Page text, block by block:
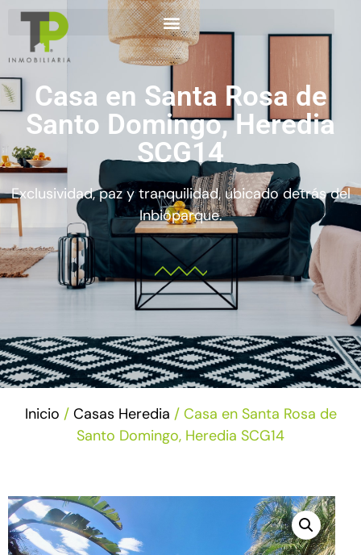
Casa en Santa Rosa de
Santo Domingo, Heredia
SCG14
Exclusividad, paz y tranquilidad, ubicado detrás del
Inbioparque.
Inicio / Casas Heredia / Casa en Santa Rosa de
Santo Domingo, Heredia SCG14